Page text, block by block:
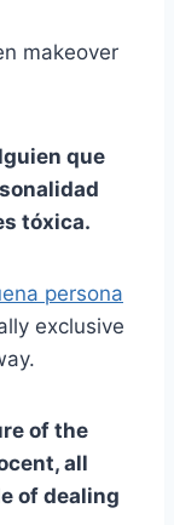
makeover
que
tóxica.
persona
exclusive
of the
all
of dealing